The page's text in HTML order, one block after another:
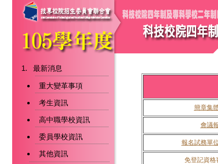
最新消息
重大變革事項
考生資訊
高中職學校資訊
委員學校資訊
其他資訊
簡章集
會議
報名試務單
免登記資格